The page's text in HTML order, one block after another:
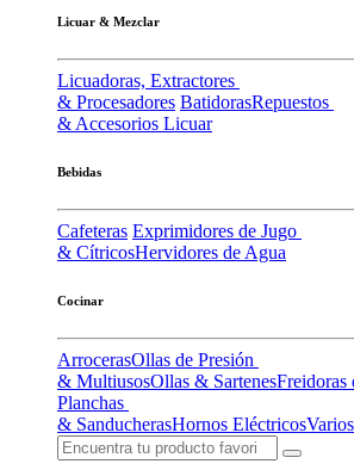
Licuar & Mezclar
Licuadoras, Extractores
& Procesadores BatidorasRepuestos
& Accesorios Licuar
Bebidas
Cafeteras Exprimidores de Jugo
& CítricosHervidores de Agua
Cocinar
ArrocerasOllas de Presión
& MultiusosOllas & SartenesFreidoras
Planchas
& SanducherasHornos Eléctricos